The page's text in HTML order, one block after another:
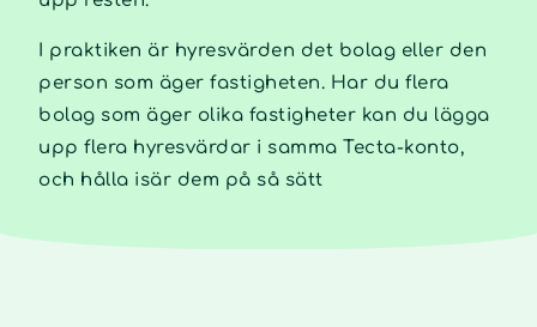
I praktiken är hyresvärden det bolag eller den
person som äger fastigheten. Har du flera
bolag som äger olika fastigheter kan du lägga
upp flera hyresvärdar i samma Tecta-konto,
och hålla isär dem på så sätt